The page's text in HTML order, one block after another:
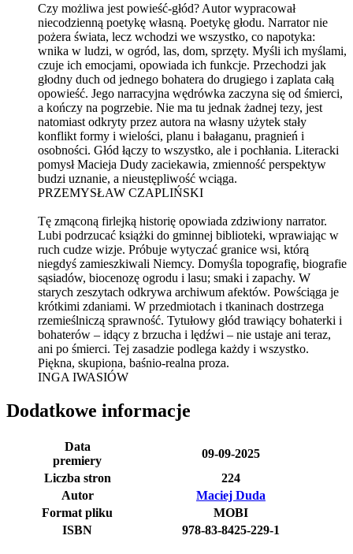
Czy możliwa jest powieść-głód? Autor wypracował
niecodzienną poetykę własną. Poetykę głodu. Narrator nie
pożera świata, lecz wchodzi we wszystko, co napotyka:
wnika w ludzi, w ogród, las, dom, sprzęty. Myśli ich myślami,
czuje ich emocjami, opowiada ich funkcje. Przechodzi jak
głodny duch od jednego bohatera do drugiego i zaplata całą
opowieść. Jego narracyjna wędrówka zaczyna się od śmierci,
a kończy na pogrzebie. Nie ma tu jednak żadnej tezy, jest
natomiast odkryty przez autora na własny użytek stały
konflikt formy i wielości, planu i bałaganu, pragnień i
osobności. Głód łączy to wszystko, ale i pochłania. Literacki
pomysł Macieja Dudy zaciekawia, zmienność perspektyw
budzi uznanie, a nieustępliwość wciąga.
PRZEMYSŁAW CZAPLIŃSKI
Tę zmąconą firlejką historię opowiada zdziwiony narrator.
Lubi podrzucać książki do gminnej biblioteki, wprawiając w
ruch cudze wizje. Próbuje wytyczać granice wsi, którą
niegdyś zamieszkiwali Niemcy. Domyśla topografię, biografie
sąsiadów, biocenozę ogrodu i lasu; smaki i zapachy. W
starych zeszytach odkrywa archiwum afektów. Powściąga je
krótkimi zdaniami. W przedmiotach i tkaninach dostrzega
rzemieślniczą sprawność. Tytułowy głód trawiący bohaterki i
bohaterów – idący z brzucha i lędźwi – nie ustaje ani teraz,
ani po śmierci. Tej zasadzie podlega każdy i wszystko.
Piękna, skupiona, baśnio-realna proza.
INGA IWASIÓW
Dodatkowe informacje
Data
premiery
09-09-2025
Liczba stron
224
Autor
Maciej Duda
Format pliku
MOBI
ISBN
978-83-8425-229-1